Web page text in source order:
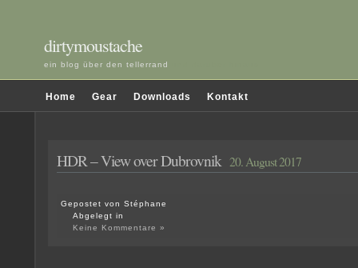
dirtymoustache
ein blog über den tellerrand
Home Gear Downloads Kontakt
HDR – View over Dubrovnik 20. August 2017
Gepostet von Stéphane
Abgelegt in
Keine Kommentare »